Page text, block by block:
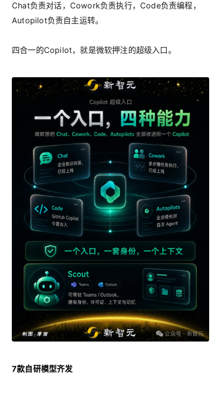
Chat负责对话，Cowork负责执行，Code负责编程，
Autopilot负责自主运转。
四合一的Copilot，就是微软押注的超级入口。
7款自研模型齐发